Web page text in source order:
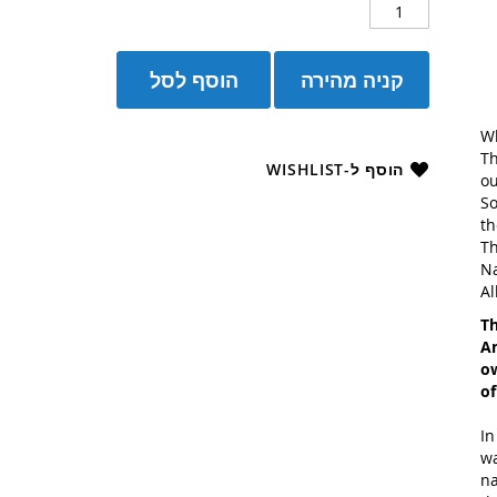
הוסף לסל קניה מהירה
הוסף ל-WISHLIST